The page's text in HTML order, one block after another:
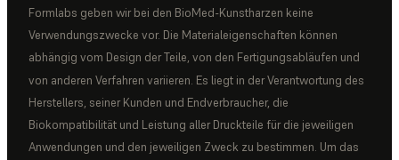
Formlabs geben wir bei den BioMed-Kunstharzen keine
Verwendungszwecke vor. Die Materialeigenschaften können
abhängig vom Design der Teile, von den Fertigungsabläufen und
von anderen Verfahren variieren. Es liegt in der Verantwortung des
Herstellers, seiner Kunden und Endverbraucher, die
Biokompatibilität und Leistung aller Druckteile für die jeweiligen
Anwendungen und den jeweiligen Zweck zu bestimmen. Um das